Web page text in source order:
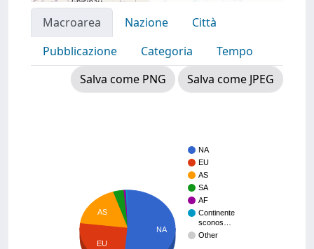
Macroarea Nazione
Città
Pubblicazione
Categoria
Tempo
Salva come PNG
Salva come JPEG
NA
EU
AS
SA
AF
Continente
sconos…
Other
AS
EU
NA